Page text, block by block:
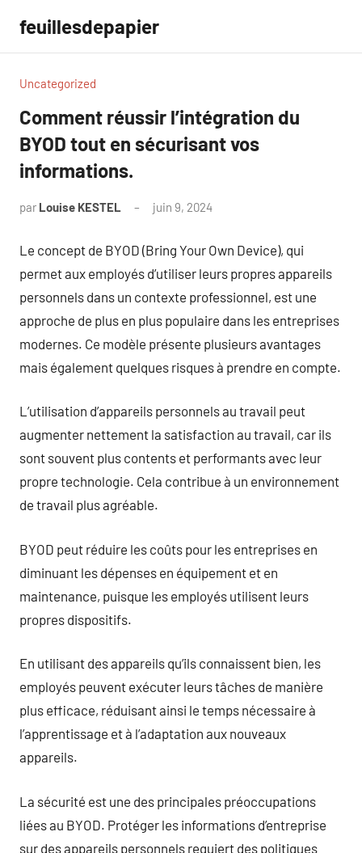
contenu
feuillesdepapier
Uncategorized
Comment réussir l’intégration du
BYOD tout en sécurisant vos
informations.
par Louise KESTEL juin 9, 2024
Le concept de BYOD (Bring Your Own Device), qui
permet aux employés d’utiliser leurs propres appareils
personnels dans un contexte professionnel, est une
approche de plus en plus populaire dans les entreprises
modernes. Ce modèle présente plusieurs avantages
mais également quelques risques à prendre en compte.
L’utilisation d’appareils personnels au travail peut
augmenter nettement la satisfaction au travail, car ils
sont souvent plus contents et performants avec leur
propre technologie. Cela contribue à un environnement
de travail plus agréable.
BYOD peut réduire les coûts pour les entreprises en
diminuant les dépenses en équipement et en
maintenance, puisque les employés utilisent leurs
propres dispositifs.
En utilisant des appareils qu’ils connaissent bien, les
employés peuvent exécuter leurs tâches de manière
plus efficace, réduisant ainsi le temps nécessaire à
l’apprentissage et à l’adaptation aux nouveaux
appareils.
La sécurité est une des principales préoccupations
liées au BYOD. Protéger les informations d’entreprise
sur des appareils personnels requiert des politiques